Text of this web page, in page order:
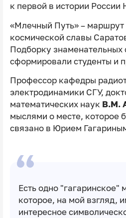
к первой в истории России
«Млечный Путь» – маршрут
космической славы
Подборку знаменательных
сформировали студенты и
Профессор кафедры
электродинамики СГУ,
математических наук В.М.
мыслями о месте, которое
связано в Юрием
Есть одно "гагаринское"
которое, на мой взгляд,
интересное